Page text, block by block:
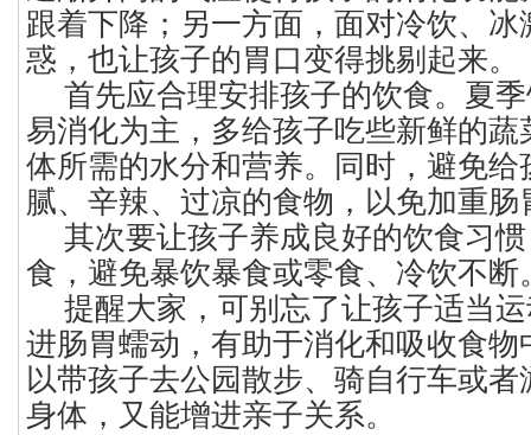
跟着下降；另一方面，面对冷饮、冰
惑，也让孩子的胃口变得挑剔起来。
首先应合理安排孩子的饮食。夏
易消化为主，多给孩子吃些新鲜的
体所需的水分和营养。同时，避免给
腻、辛辣、过凉的食物，以免加重肠
其次要让孩子养成良好的饮食习
食，避免暴饮暴食或零食、冷饮不断
提醒大家，可别忘了让孩子适当
进肠胃蠕动，有助于消化和吸收食物
以带孩子去公园散步、骑自行车或
身体，又能增进亲子关系。